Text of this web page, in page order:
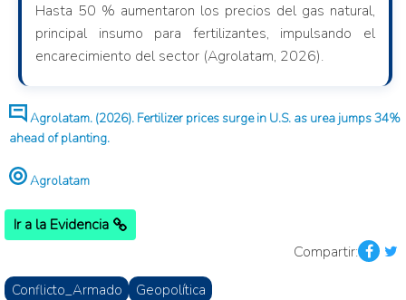
Hasta 50 % aumentaron los precios del gas natural,
principal insumo para fertilizantes, impulsando el
encarecimiento del sector (Agrolatam, 2026).
Agrolatam. (2026). Fertilizer prices surge in U.S. as urea jumps 34%
ahead of planting.
Agrolatam
Ir a la Evidencia
Compartir:
Conflicto_Armado Geopolítica